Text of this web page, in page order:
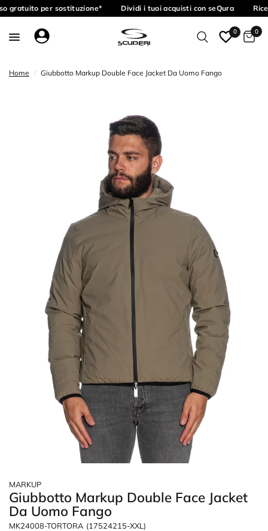
gratuito per sostituzione* Dividi i tuoi acquisti con seQura
0 0
Home / Giubbotto Markup Double Face Jacket Da Uomo Fango
MARKUP
Giubbotto Markup Double Face Jacket
Da Uomo Fango
MK24008-TORTORA (17524215-XXL)